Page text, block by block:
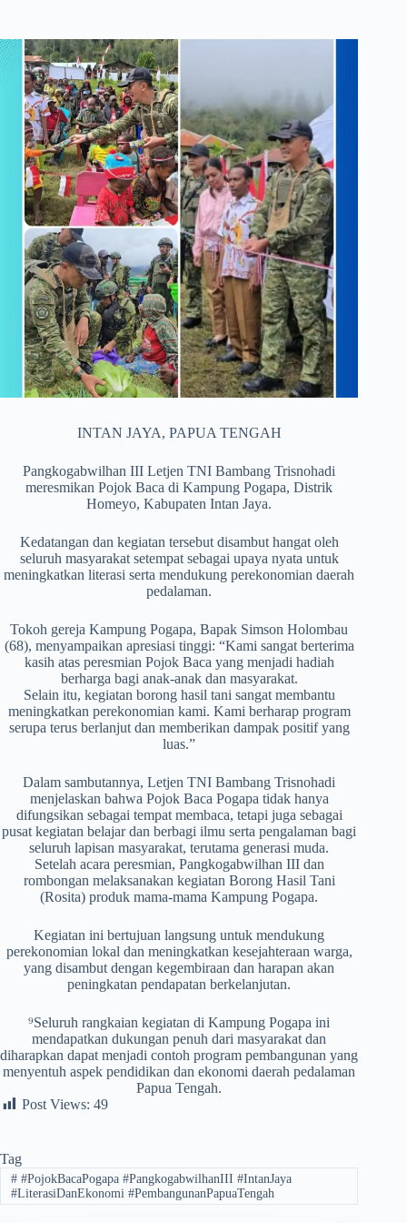
INTAN JAYA, PAPUA TENGAH
Pangkogabwilhan III Letjen TNI Bambang Trisnohadi
meresmikan Pojok Baca di Kampung Pogapa, Distrik
Homeyo, Kabupaten Intan Jaya.
Kedatangan dan kegiatan tersebut disambut hangat oleh
seluruh masyarakat setempat sebagai upaya nyata untuk
meningkatkan literasi serta mendukung perekonomian daerah
pedalaman.
Tokoh gereja Kampung Pogapa, Bapak Simson Holombau
(68), menyampaikan apresiasi tinggi: “Kami sangat berterima
kasih atas peresmian Pojok Baca yang menjadi hadiah
berharga bagi anak-anak dan masyarakat.
Selain itu, kegiatan borong hasil tani sangat membantu
meningkatkan perekonomian kami. Kami berharap program
serupa terus berlanjut dan memberikan dampak positif yang
luas.”
Dalam sambutannya, Letjen TNI Bambang Trisnohadi
menjelaskan bahwa Pojok Baca Pogapa tidak hanya
difungsikan sebagai tempat membaca, tetapi juga sebagai
pusat kegiatan belajar dan berbagi ilmu serta pengalaman bagi
seluruh lapisan masyarakat, terutama generasi muda.
Setelah acara peresmian, Pangkogabwilhan III dan
rombongan melaksanakan kegiatan Borong Hasil Tani
(Rosita) produk mama-mama Kampung Pogapa.
Kegiatan ini bertujuan langsung untuk mendukung
perekonomian lokal dan meningkatkan kesejahteraan warga,
yang disambut dengan kegembiraan dan harapan akan
peningkatan pendapatan berkelanjutan.
⁹Seluruh rangkaian kegiatan di Kampung Pogapa ini
mendapatkan dukungan penuh dari masyarakat dan
diharapkan dapat menjadi contoh program pembangunan yang
menyentuh aspek pendidikan dan ekonomi daerah pedalaman
Papua Tengah.
Post Views: 49
Tag
##PojokBacaPogapa #PangkogabwilhanIII #IntanJaya
#LiterasiDanEkonomi #PembangunanPapuaTengah